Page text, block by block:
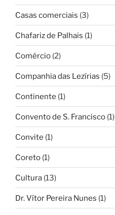
Casas comerciais (3)
Chafariz de Palhais (1)
Comércio (2)
Companhia das Lezírias (5)
Continente (1)
Convento de S. Francisco (1)
Convite (1)
Coreto (1)
Cultura (13)
Dr. Vítor Pereira Nunes (1)